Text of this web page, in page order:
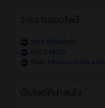
วารสารศิษย์เก่า
ATCC MOU
Thai-Chinese